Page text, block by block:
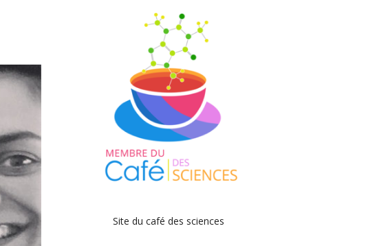
Site du café des sciences